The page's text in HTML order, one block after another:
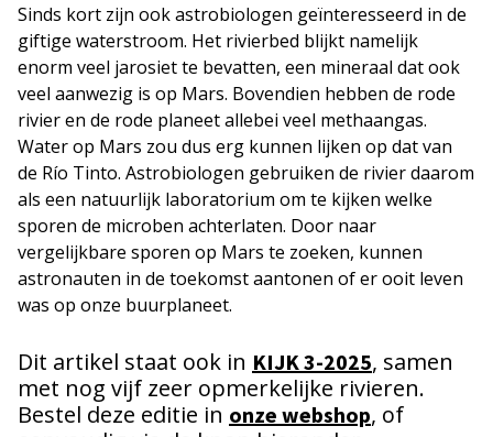
Sinds kort zijn ook astrobiologen geïnteresseerd in de
giftige waterstroom. Het rivierbed blijkt namelijk
enorm veel jarosiet te bevatten, een mineraal dat ook
veel aanwezig is op Mars. Bovendien hebben de rode
rivier en de rode planeet allebei veel methaangas.
Water op Mars zou dus erg kunnen lijken op dat van
de Río Tinto. Astrobiologen gebruiken de rivier daarom
als een natuurlijk laboratorium om te kijken welke
sporen de microben achterlaten. Door naar
vergelijkbare sporen op Mars te zoeken, kunnen
astronauten in de toekomst aantonen of er ooit leven
was op onze buurplaneet.
Dit artikel staat ook in KIJK 3-2025, samen
met nog vijf zeer opmerkelijke rivieren.
Bestel deze editie in onze webshop, of